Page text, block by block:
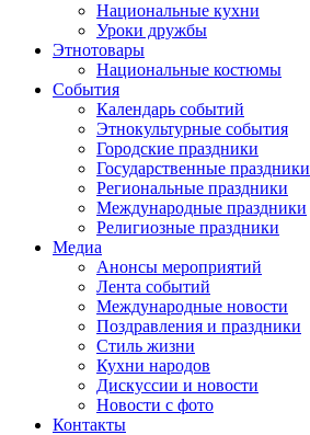
Национальные кухни
Уроки дружбы
Этнотовары
Национальные костюмы
События
Календарь событий
Этнокультурные события
Городские праздники
Государственные праздники
Региональные праздники
Международные праздники
Религиозные праздники
Медиа
Анонсы мероприятий
Лента событий
Международные новости
Поздравления и праздники
Cтиль жизни
Кухни народов
Дискуссии и новости
Новости с фото
Контакты